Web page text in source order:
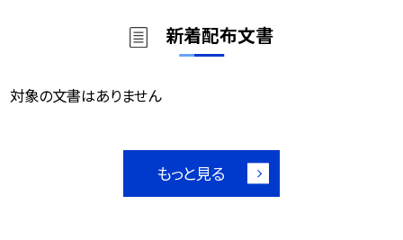
新着配布文書
対象の文書はありません
もっと見る